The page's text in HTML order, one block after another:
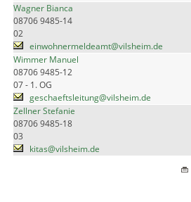
Wagner Bianca
08706 9485-14
02
einwohnermeldeamt@vilsheim.de
Wimmer Manuel
08706 9485-12
07 - 1. OG
geschaeftsleitung@vilsheim.de
Zellner Stefanie
08706 9485-18
03
kitas@vilsheim.de